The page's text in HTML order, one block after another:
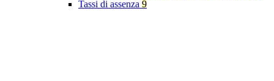
Tassi di assenza 9